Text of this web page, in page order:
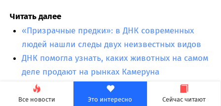
Все новости Это интересно Сейчас читают
Читать далее
«Призрачные предки»: в ДНК современных
людей нашли следы двух неизвестных видов
ДНК помогла узнать, каких животных на самом
деле продают на рынках Камеруна
Anthropic научила сессии Claude Code
общаться между собой